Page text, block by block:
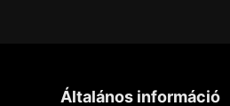
Általános információ